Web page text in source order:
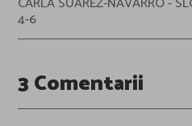
4-6
3 Comentarii